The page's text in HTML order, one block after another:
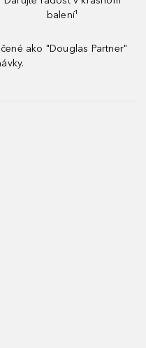
balení¹
ako "Douglas Partner"